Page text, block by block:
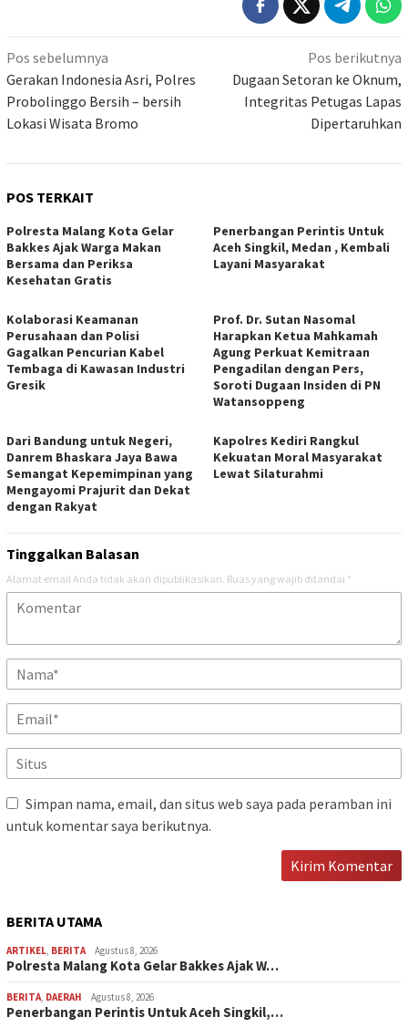
Navigasi
pos
Pos sebelumnya
Gerakan Indonesia Asri, Polres
Probolinggo Bersih – bersih
Lokasi Wisata Bromo
Pos berikutnya
Dugaan Setoran ke Oknum,
Integritas Petugas Lapas
Dipertaruhkan
POS TERKAIT
Polresta Malang Kota Gelar
Bakkes Ajak Warga Makan
Bersama dan Periksa
Kesehatan Gratis
Penerbangan Perintis Untuk
Aceh Singkil, Medan , Kembali
Layani Masyarakat
Kolaborasi Keamanan
Perusahaan dan Polisi
Gagalkan Pencurian Kabel
Tembaga di Kawasan Industri
Gresik
Prof. Dr. Sutan Nasomal
Harapkan Ketua Mahkamah
Agung Perkuat Kemitraan
Pengadilan dengan Pers,
Soroti Dugaan Insiden di PN
Watansoppeng
Dari Bandung untuk Negeri,
Danrem Bhaskara Jaya Bawa
Semangat Kepemimpinan yang
Mengayomi Prajurit dan Dekat
dengan Rakyat
Kapolres Kediri Rangkul
Kekuatan Moral Masyarakat
Lewat Silaturahmi
Tinggalkan Balasan
Alamat email Anda tidak akan dipublikasikan. Ruas yang wajib ditandai *
Simpan nama, email, dan situs web saya pada peramban ini
untuk komentar saya berikutnya.
BERITA UTAMA
ARTIKEL BERITA Agustus 8, 2026
Polresta Malang Kota Gelar Bakkes Ajak W…
BERITA DAERAH Agustus 8, 2026
Penerbangan Perintis Untuk Aceh Singkil,…